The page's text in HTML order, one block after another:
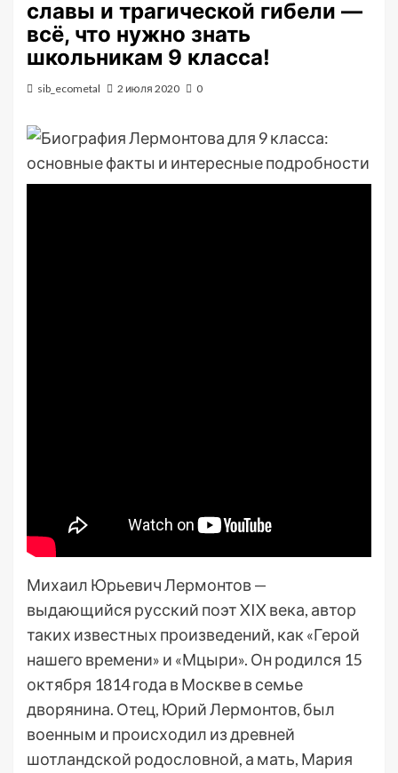
славы и трагической гибели —
всё, что нужно знать
школьникам 9 класса!
sib_ecometal 2 июля 2020 0
Михаил Юрьевич Лермонтов —
выдающийся русский поэт XIX века, автор
таких известных произведений, как «Герой
нашего времени» и «Мцыри». Он родился 15
октября 1814 года в Москве в семье
дворянина. Отец, Юрий Лермонтов, был
военным и происходил из древней
шотландской родословной, а мать, Мария